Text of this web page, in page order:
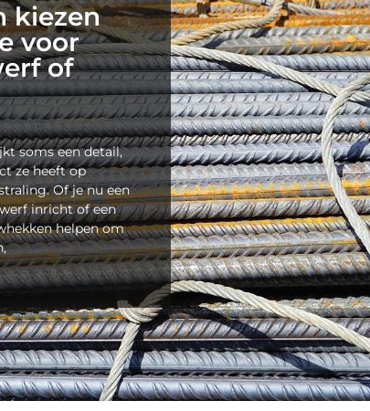
kiezen
voor
of
soms een detail,
ze heeft op
Of je nu een
inricht of een
helpen om